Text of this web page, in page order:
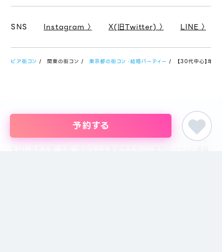
予約する
SNS Instagram 〉 X(旧Twitter) 〉 LINE 〉
ピア街コン 関東の街コン 東京都の街コン・結婚パーティー 【30代中心】年
婚活パーティー・恋活イベント・街コン・趣味コンまでイベントを探すな
らイベント情報のポータルサイト「ピア街コン」にお任せください。東京